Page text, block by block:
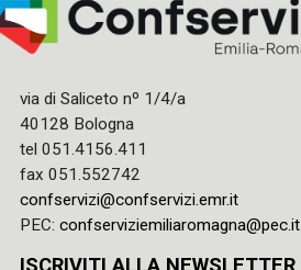
via di Saliceto nº 1/4/a
40128 Bologna
tel 051.4156.411
fax 051.552742
confservizi@confservizi.emr.it
PEC: confserviziemiliaromagna@pec.it